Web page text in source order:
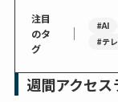
注目
のタ
グ
｜ #AI
#テ
週間アクセス